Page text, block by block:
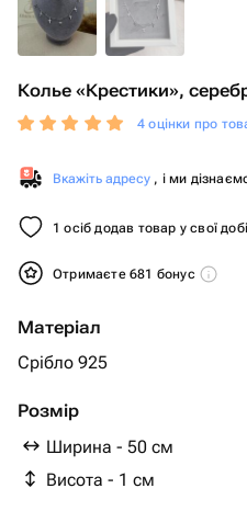
Колье «Крестики»,
4 оцінки про
Вкажіть адресу , і ми
1 осіб додав товар у свої
Отримаєте 681 бонус
Матеріал
Срібло 925
Розмір
Ширина - 50 см
Висота - 1 см